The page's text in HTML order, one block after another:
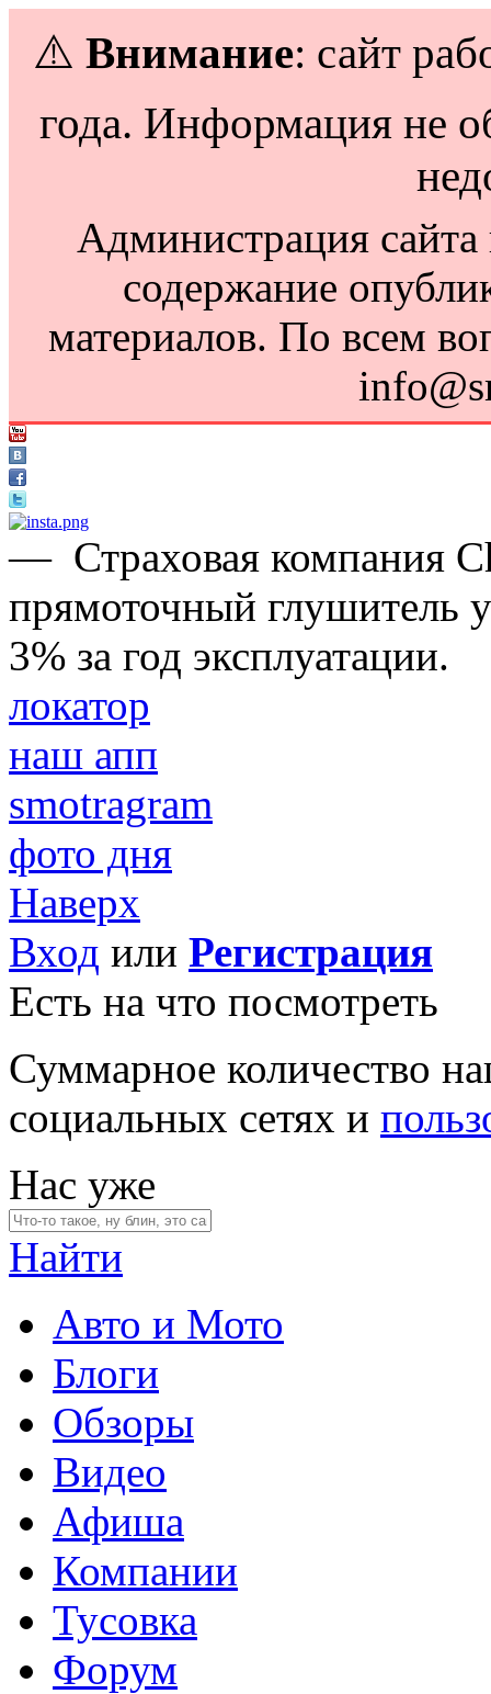
⚠️ Внимание: сайт
года. Информация не
Администрация сайта
содержание
материалов. По всем
— Страховая компания
прямоточный глушитель
3% за год эксплуатации.
локатор
наш апп
smotragram
фото дня
Наверх
Вход или Регистрация
Есть на что посмотреть
Суммарное количество
социальных сетях и
Нас уже
Найти
Авто и Мото
Блоги
Обзоры
Видео
Афиша
Компании
Тусовка
Форум